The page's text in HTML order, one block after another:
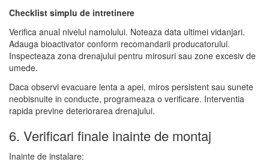
Checklist simplu de intretinere
Verifica anual nivelul namolului. Noteaza data ultimei vidanjari.
Adauga bioactivator conform recomandarii producatorului.
Inspecteaza zona drenajului pentru mirosuri sau zone excesiv de
umede.
Daca observi evacuare lenta a apei, miros persistent sau sunete
neobisnuite in conducte, programeaza o verificare. Interventia
rapida previne deteriorarea drenajului.
6. Verificari finale inainte de montaj
Inainte de instalare: